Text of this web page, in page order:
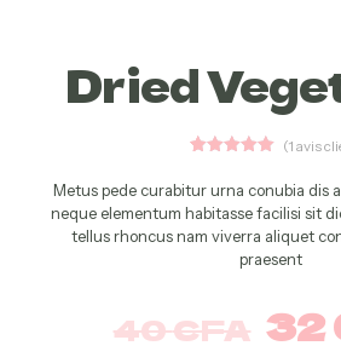
Dried
basé sur
notation
client
(1 avis
Metus pede curabitur urna conubia dis
neque elementum habitasse facilisi sit
tellus rhoncus nam viverra aliquet
praesent
40CFA 32